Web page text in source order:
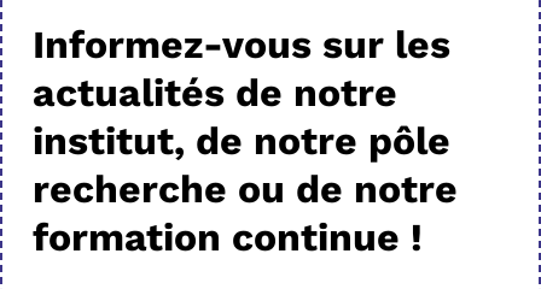
Informez-vous sur les
actualités de notre
institut, de notre pôle
recherche ou de notre
formation continue !